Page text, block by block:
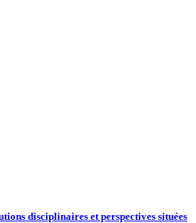
disciplinaires et perspectives situées